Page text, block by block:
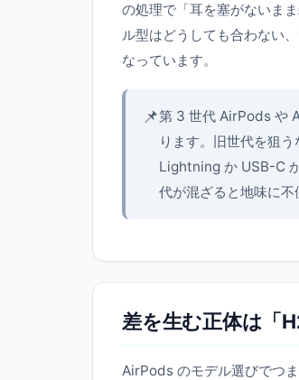
の処理で「耳を塞がないま
ル型はどうしても合わない
なっています。
📌第 3 世代 AirPods や
ります。旧世代を狙
Lightning か USB-C
代が混ざると地味に不
差を生む正体は「
AirPods のモデル選びでつ